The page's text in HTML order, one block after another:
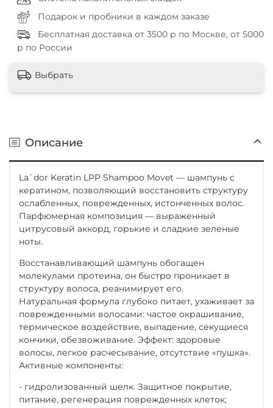
Подарок и пробники в каждом заказе
Бесплатная доставка от 3500 р по Москве, от 5000
р по России
Выбрать
Описание
La`dor Keratin LPP Shampoo Movet — шампунь с
кератином, позволяющий восстановить структуру
ослабленных, поврежденных, истонченных волос.
Парфюмерная композиция — выраженный
цитрусовый аккорд, горькие и сладкие зеленые
ноты.
Восстанавливающий шампунь обогащен
молекулами протеина, он быстро проникает в
структуру волоса, реанимирует его.
Натуральная формула глубоко питает, ухаживает за
поврежденными волосами: частое окрашивание,
термическое воздействие, выпадение, секущиеся
кончики, обезвоживание. Эффект: здоровые
волосы, легкое расчесывание, отсутствие «пушка».
Активные компоненты:
- гидролизованный шелк. Защитное покрытие,
питание, регенерация поврежденных клеток;